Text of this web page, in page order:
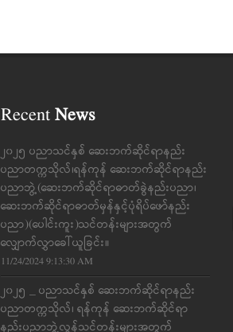
Recent News
၂၀၂၅ ပညာသင်နှစ် ဆေးဘက်ဆိုင်ရာနည်း
ပညာတက္ကသိုလ်၊ရန်ကုန် ဆေးဘက်ဆိုင်ရာနည်း
ပညာဘွဲ့(ဆေးဘက်ဆိုင်ရာဓာတ်ခွဲနည်းပညာ၊
ဆေးဘက်ဆိုင်ရာဓာတ်မှန်နှင့်ပုံရိပ်ဖော်နည်း
ပညာ)(ပေါင်းကူး)သင်တန်းများအတွက်
လျှောက်လွှာခေါ်ယူခြင်း။
11/24/2024 9:13:30 AM
၂၀၂၅ _ ပညာသင်နှစ် ဆေးဘက်ဆိုင်ရာနည်း
ပညာတက္ကသိုလ်၊ ရန်ကုန် ဆေးဘက်ဆိုင်ရာ
နည်းပညာဘွဲ့လွန်သင်တန်းများအတွက်